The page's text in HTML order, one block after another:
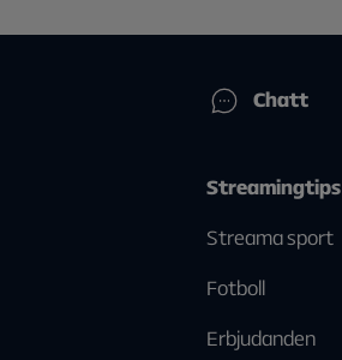
Chatt
Streamingtips
Streama sport
Fotboll
Erbjudanden